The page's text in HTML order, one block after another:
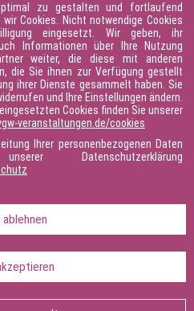
zu gestalten und fortlaufend
Cookies. Nicht notwendige Cookies
eingesetzt. Wir geben, ihr
Informationen über Ihre Nutzung
weiter, die diese mit anderen
die Sie ihnen zur Verfügung gestellt
ihrer Dienste gesammelt haben. Sie
und Ihre Einstellungen ändern.
Cookies finden Sie unserer
veranstaltungen.de/cookies
Ihrer personenbezogenen Daten
Datenschutzerklärung